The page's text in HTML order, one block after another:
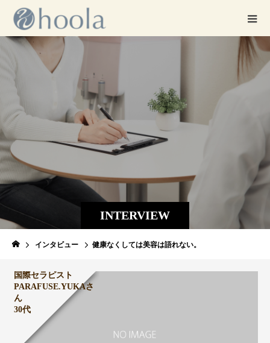
INTERVIEW
インタビュー 健康なくしては美容は語れない。
国際セラピスト
PARAFUSE.YUKAさ
ん
30代